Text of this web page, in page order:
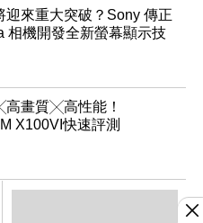
迎來重大突破？Sony 傳正
相機開發全新螢幕顯示技
畫質╳高性能！
X100VI快速評測